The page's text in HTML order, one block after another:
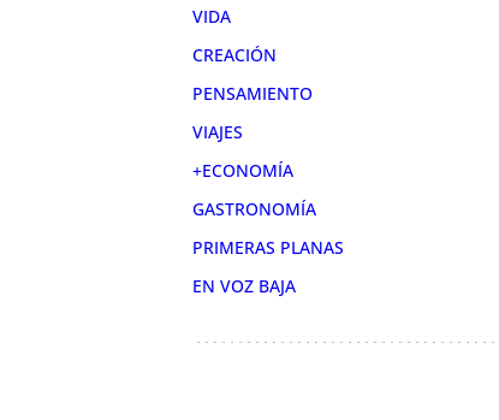
VIDA
CREACIÓN
PENSAMIENTO
VIAJES
+ECONOMÍA
GASTRONOMÍA
PRIMERAS PLANAS
EN VOZ BAJA